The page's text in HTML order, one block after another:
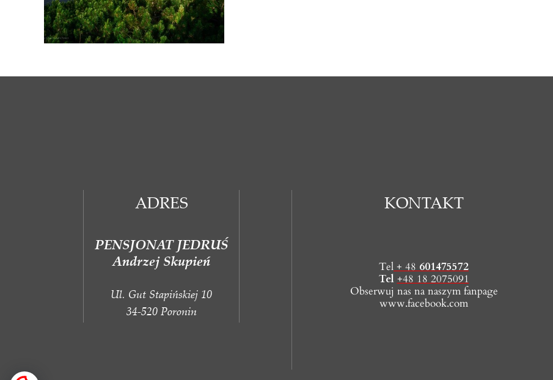
KONTAKT
Tel + 48 601475572
Tel +48 18 2075091
Obserwuj nas na naszym fanpage
www.facebook.com
ADRES
PENSJONAT JEDRUŚ
Andrzej Skupień
Ul. Gut Stapińskiej 10
34-520 Poronin